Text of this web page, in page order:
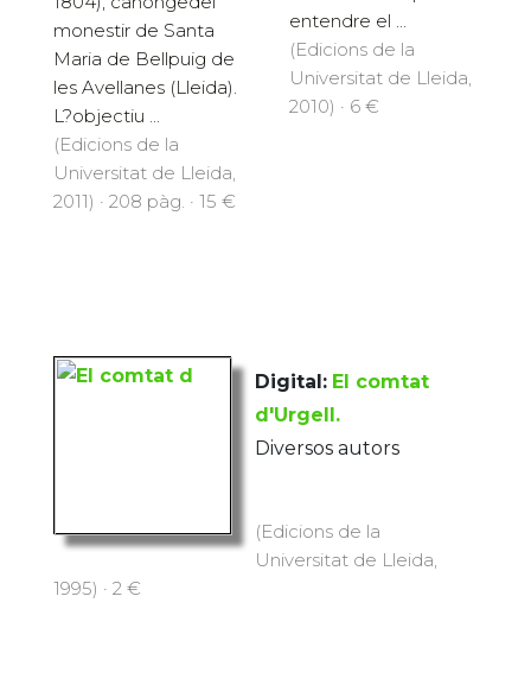
monestir de Santa
Maria de Bellpuig de
les Avellanes (Lleida).
L?objectiu ...
(Edicions de la
Universitat de Lleida,
2011) · 208 pàg. · 15 €
entendre el ...
(Edicions de la
Universitat de Lleida,
2010) · 6 €
Digital: El comtat
d'Urgell.
Diversos autors
(Edicions de la
Universitat de Lleida,
1995) · 2 €